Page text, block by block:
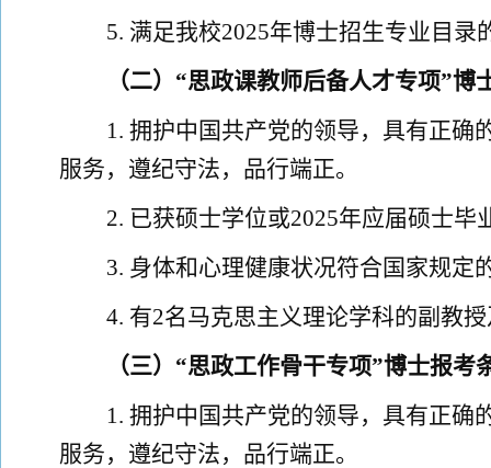
5. 满足我校2025年博士招生专业目录
（二） “思政课教师后备人才专项”博
1. 拥护中国共产党的领导，具有正确
服务，遵纪守法，品行端正。
2. 已获硕士学位或2025年应届硕士毕
3. 身体和心理健康状况符合国家规定
4. 有2名马克思主义理论学科的副教
（三） “思政工作骨干专项”博士报考
1. 拥护中国共产党的领导，具有正确
服务，遵纪守法，品行端正。